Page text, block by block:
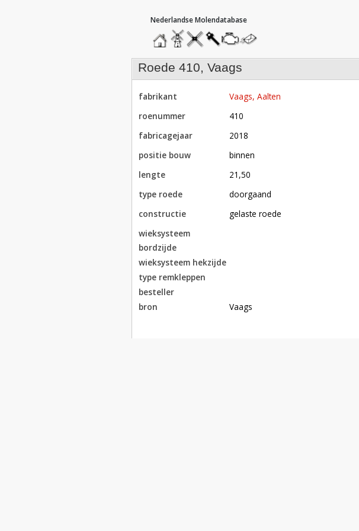
hoofdmenu
homemolendatabase
roedendatabase
assendatabase
motorendatabase
stuur
een
bericht
roede 410, Vaags
fabrikant
Vaags, Aalten
roenummer
410
fabricagejaar
2018
positie bouw
binnen
lengte
21,50
type roede
doorgaand
constructie
gelaste roede
wieksysteem
bordzijde
wieksysteem hekzijde
type remkleppen
besteller
bron